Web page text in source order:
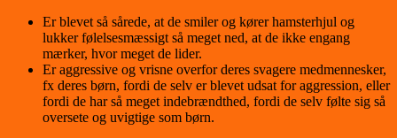
Er blevet så sårede, at de smiler og kører hamsterhjul og
lukker følelsesmæssigt så meget ned, at de ikke engang
mærker, hvor meget de lider.
Er aggressive og vrisne overfor deres svagere medmennesker,
fx deres børn, fordi de selv er blevet udsat for aggression, eller
fordi de har så meget indebrændthed, fordi de selv følte sig så
oversete og uvigtige som børn.